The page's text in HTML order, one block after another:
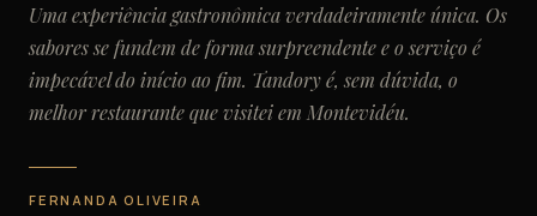
Uma experiência gastronômica verdadeiramente única. Os
sabores se fundem de forma surpreendente e o serviço é
impecável do início ao fim. Tandory é, sem dúvida, o
melhor restaurante que visitei em Montevidéu.
FERNANDA OLIVEIRA